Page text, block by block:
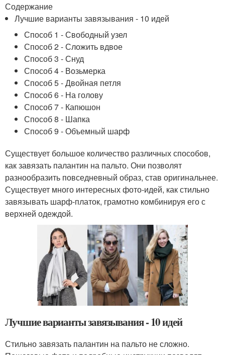
Содержание
Лучшие варианты завязывания - 10 идей
Способ 1 - Свободный узел
Способ 2 - Сложить вдвое
Способ 3 - Снуд
Способ 4 - Возьмерка
Способ 5 - Двойная петля
Способ 6 - На голову
Способ 7 - Капюшон
Способ 8 - Шапка
Способ 9 - Объемный шарф
Существует большое количество различных способов,
как завязать палантин на пальто. Они позволят
разнообразить повседневный образ, став оригинальнее.
Существует много интересных фото-идей, как стильно
завязывать шарф-платок, грамотно комбинируя его с
верхней одеждой.
Лучшие варианты завязывания - 10 идей
Стильно завязать палантин на пальто не сложно.